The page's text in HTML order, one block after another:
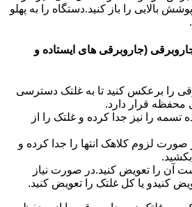
بالایی را باز کنید.دستگاه را به پهلو
(جاروبرقی های ایستاده و
را برعکس کنید تا به غلتک دسترسی
محفظه قرار دارد.
تسمه را نیز جدا کرده و غلتک را از
صورت لزوم کلاهک انتها را جدا کرده و
آن را تعویض کنید.در صورت نیاز
کنیدو یا کل غلتک را تعویض کنید.